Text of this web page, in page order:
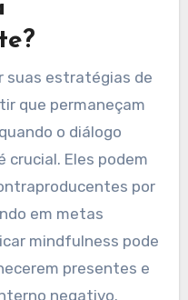
que os atletas
desafios.
devem
suas estratégias de
que permaneçam
o diálogo